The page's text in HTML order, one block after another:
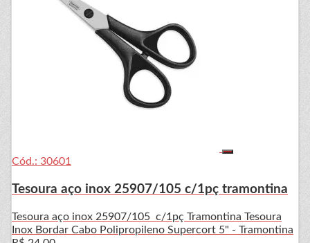
Cód.: 30601
Tesoura aço inox 25907/105 c/1pç tramontina
Tesoura aço inox 25907/105 c/1pç Tramontina Tesoura
Inox Bordar Cabo Polipropileno Supercort 5" - Tramontina